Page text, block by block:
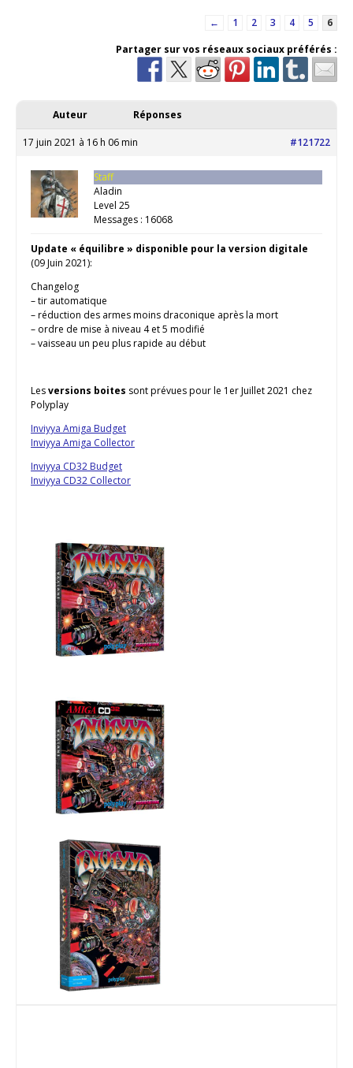
← 1 2 3 4 5
6
Partager sur vos réseaux sociaux préférés :
Auteur Réponses
17 juin 2021 à 16 h 06 min #121722
Staff
Aladin
Level 25
Messages : 16068
Update « équilibre » disponible pour la version digitale
(09 Juin 2021):
Changelog
– tir automatique
– réduction des armes moins draconique après la mort
– ordre de mise à niveau 4 et 5 modifié
– vaisseau un peu plus rapide au début
Lesversions boites sont prévues pour le 1er Juillet 2021 chez
Polyplay
Inviyya Amiga Budget
Inviyya Amiga Collector
Inviyya CD32 Budget
Inviyya CD32 Collector